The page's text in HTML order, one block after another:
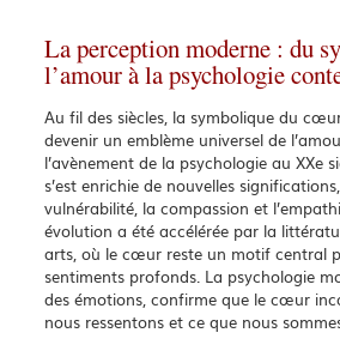
La perception moderne : du
l’amour à la psychologie
Au fil des siècles, la symbolique du
devenir un emblème universel de
l’avènement de la psychologie au XXe
s’est enrichie de nouvelles
vulnérabilité, la compassion et
évolution a été accélérée par la
arts, où le cœur reste un motif central
sentiments profonds. La psychologie
des émotions, confirme que le cœur
nous ressentons et ce que nous